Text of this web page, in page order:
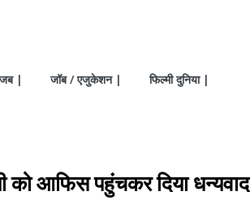
| जॉब / एजुकेशन | फिल्मी दुनिया |
आफिस पहुंचकर दिया धन्यवाद